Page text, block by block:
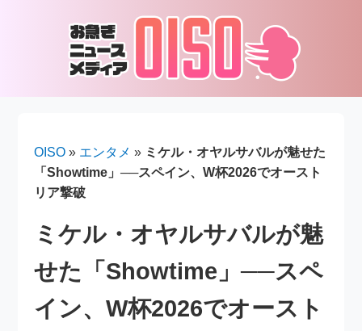
OISO » エンタメ » ミケル・オヤルサバルが魅せた
「Showtime」──スペイン、W杯2026でオースト
リア撃破
ミケル・オヤルサバルが魅
せた「Showtime」──スペ
イン、W杯2026でオースト